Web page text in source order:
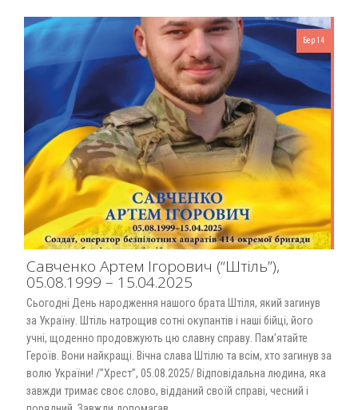
Бер 14
Савченко Артем Ігорович (“Штіль”),
05.08.1999 – 15.04.2025
Сьогодні День народження нашого брата Штіля, який загинув
за Україну. Штіль натрощив сотні окупантів і наші бійці, його
учні, щоденно продовжують цю славну справу. Пам’ятайте
Героїв. Вони найкращі. Вічна слава Штілю та всім, хто загинув за
волю України! /”Хрест”, 05.08.2025/ Відповідальна людина, яка
завжди тримає своє слово, відданий своїй справі, чесний і